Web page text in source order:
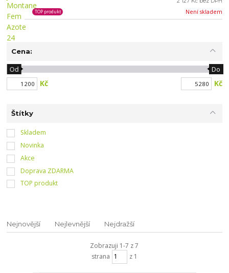
Není skladem
TOP produkt
Cena:
Kč
Od Do
Kč
Štítky
Skladem
Novinka
Akce
Doprava ZDARMA
TOP produkt
Nejnovější Nejlevnější Nejdražší
Zobrazuji 1-7 z 7
strana
z 1